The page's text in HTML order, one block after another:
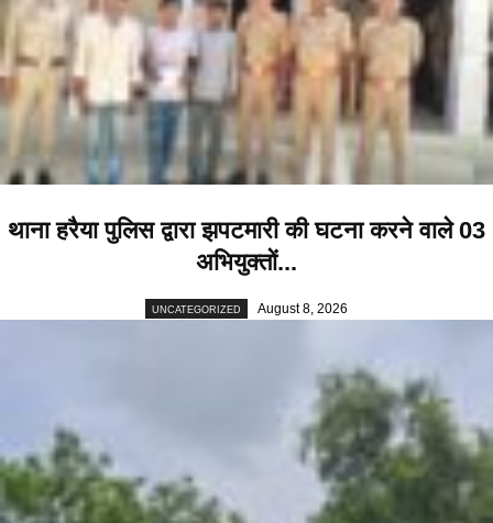
थाना हरैया पुलिस द्वारा झपटमारी की घटना करने वाले 03
अभियुक्तों...
UNCATEGORIZED August 8, 2026